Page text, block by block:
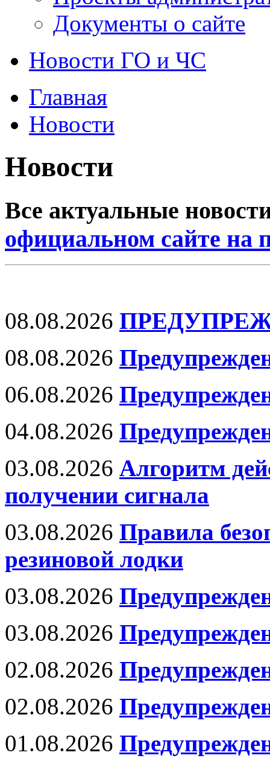
Документы о сайте
Новости ГО и ЧС
Главная
Новости
Новости
Все актуальные
официальном сайте
08.08.2026
08.08.2026
06.08.2026
04.08.2026
03.08.2026 Алгоритм
получении сигнала
03.08.2026 Правила
резиновой лодки
03.08.2026
03.08.2026
02.08.2026
02.08.2026
01.08.2026